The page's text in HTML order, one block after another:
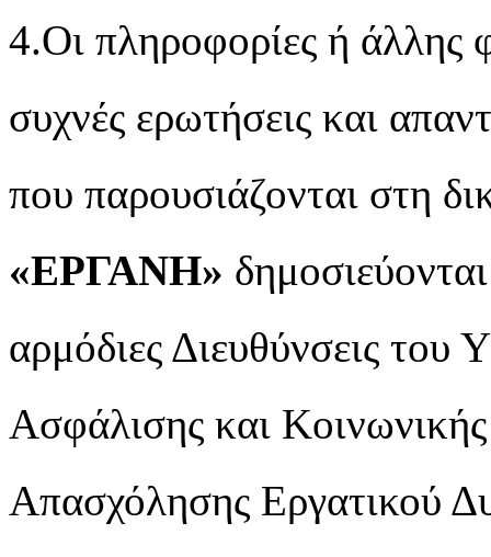
4.Οι πληροφορίες ή άλλης
συχνές ερωτήσεις και
που παρουσιάζονται στη
«ΕΡΓΑΝΗ»
αρμόδιες Διευθύνσεις του
Ασφάλισης και
Απασχόλησης Εργατικού